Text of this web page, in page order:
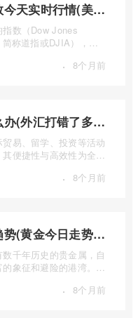
美国道琼斯指数今天实时行情(美国道琼斯指数期货指数实时行情)
数（Dow Jones
称道指或DJIA），无
· 8个月前
外汇汇错了怎么办(外汇打错了多久退回来)
易、留学、投资等活动
便捷性与高效性为全球
· 8个月前
黄金今日走向趋势(黄金今日走势分析建议)
千年历史的贵金属，自
象征和避险的港湾。在
· 8个月前